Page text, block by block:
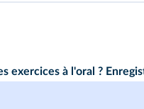
exercices à l'oral ?